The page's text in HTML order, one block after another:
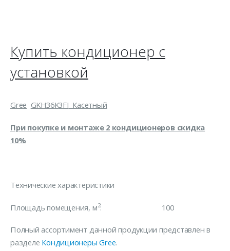
Купить кондиционер с
установкой
Gree GKH36K3FI Касетный
При покупке и монтаже 2 кондиционеров скидка
10%
Технические характеристики
Площадь помещения, м2: 100
Полный ассортимент данной продукции представлен в
разделе Кондиционеры Gree.